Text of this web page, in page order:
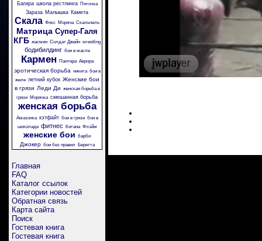
Багира школа рестлинга Пяточка
Зараза Малышка Камета
Скала Фокс Моряча Скальпель
Матрица Супер-Галя
КГБ жасмин Солдат Джейн wrestling
бодибилдинг бои в масле
Кармен Пантера Аврора
эротическая борьба никита бои в
желе летний кубок Женские бои
в грязи Леди Ди женская борьба в
грязи Морячка смешанная борьба
женская борьба
Амазонка кэтфайт бои в грязи бои в
шоколаде фитнес Китана Флэйм
женские бои барби
Джокер бои без правил Беретта
Главная
FAQ
Каталог ссылок
Категории новостей
Обратная связь
Карта сайта
Поиск
Гостевая книга
Гостевая книга